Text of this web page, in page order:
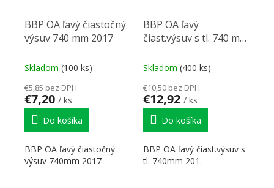
BBP OA ľavý čiastočný
výsuv 740 mm 2017
Skladom (100 ks)
€5,85 bez DPH
€7,20 / ks
Do košíka
BBP OA ľavý čiastočný
výsuv 740mm 2017
BBP OA ľavý
čiast.výsuv s tl. 740 mm
Skladom (400 ks)
€10,50 bez DPH
€12,92 / ks
Do košíka
BBP OA ľavý čiast.výsuv s
tl. 740mm 201.